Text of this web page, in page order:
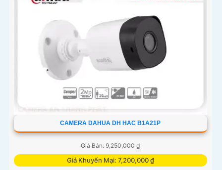
CAMERA DAHUA DH HAC B1A21P
Giá Bán: 9,250,000 ₫
Giá Khuyến Mại: 7,200,000 ₫